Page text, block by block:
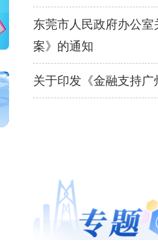
东莞市人民政府办公
案》的通知
关于印发《金融支持